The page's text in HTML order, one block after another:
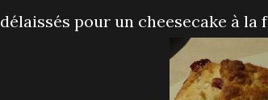
délaissés pour un cheesecake à